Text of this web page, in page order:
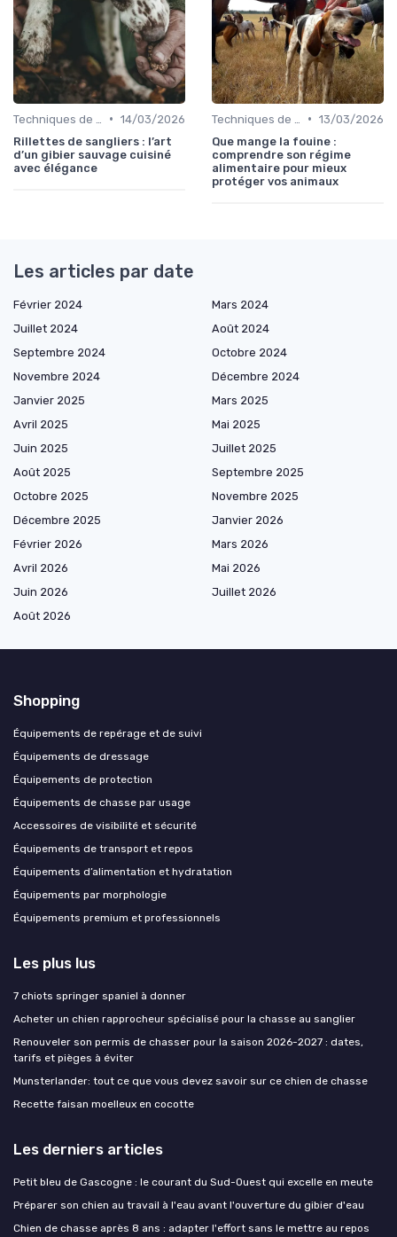
• 14/03/2026
Rillettes de sangliers : l’art
d’un gibier sauvage cuisiné
avec élégance
• 13/03/2026
Que mange la fouine :
comprendre son régime
alimentaire pour mieux
protéger vos animaux
Les articles par date
Février 2024
Mars 2024
Juillet 2024
Août 2024
Septembre 2024
Octobre 2024
Novembre 2024
Décembre 2024
Janvier 2025
Mars 2025
Avril 2025
Mai 2025
Juin 2025
Juillet 2025
Août 2025
Septembre 2025
Octobre 2025
Novembre 2025
Décembre 2025
Janvier 2026
Février 2026
Mars 2026
Avril 2026
Mai 2026
Juin 2026
Juillet 2026
Août 2026
Shopping
Équipements de repérage et de suivi
Équipements de dressage
Équipements de protection
Équipements de chasse par usage
Accessoires de visibilité et sécurité
Équipements de transport et repos
Équipements d’alimentation et hydratation
Équipements par morphologie
Équipements premium et professionnels
Les plus lus
7 chiots springer spaniel à donner
Acheter un chien rapprocheur spécialisé pour la chasse au sanglier
Renouveler son permis de chasser pour la saison 2026-2027 : dates,
tarifs et pièges à éviter
Munsterlander: tout ce que vous devez savoir sur ce chien de chasse
Recette faisan moelleux en cocotte
Les derniers articles
Petit bleu de Gascogne : le courant du Sud-Ouest qui excelle en meute
Préparer son chien au travail à l'eau avant l'ouverture du gibier d'eau
Chien de chasse après 8 ans : adapter l'effort sans le mettre au repos